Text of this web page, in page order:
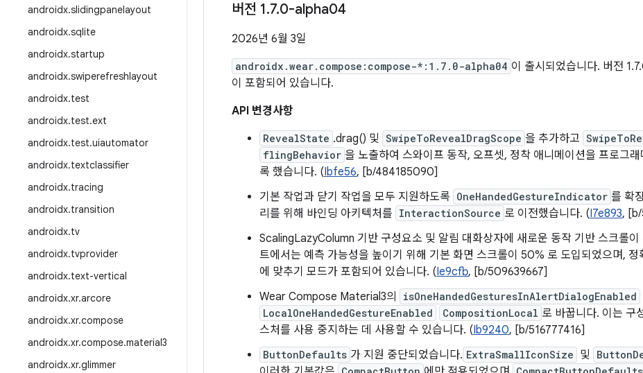
androidx.slidingpanelayout
androidx.sqlite
androidx.startup
androidx.swiperefreshlayout
androidx.test
androidx.test.ext
androidx.test.uiautomator
androidx.textclassifier
androidx.tracing
androidx.transition
androidx.tv
androidx.tvprovider
androidx.text-vertical
androidx.xr.arcore
androidx.xr.compose
androidx.xr.compose.material3
androidx.xr.glimmer
버전 1.7.0-alpha04
2026년 6월 3일
androidx.wear.compose:compose-*:1.7.0-alpha04 이 출시되었습니다. 버전
이 포함되어 있습니다.
API 변경사항
RevealState .drag() 및 SwipeToRevealDragScope 을 추가하고
flingBehavior 을 노출하여 스와이프 동작, 오프셋, 정착 애니메이션을 프로그
록 했습니다. (Ibfe56, [b/484185090]
기본 작업과 닫기 작업을 모두 지원하도록 OneHandedGestureIndicator 를 확
리를 위해 바인딩 아키텍처를 InteractionSource 로 이전했습니다. (I7e893,
ScalingLazyColumn 기반 구성요소 및 알림 대화상자에 새로운 동작 기반 스크롤이
트에서는 예측 가능성을 높이기 위해 기본 화면 스크롤이 50% 로 도입되었으며,
에 맞추기 모드가 포함되어 있습니다. (Ie9cfb, [b/509639667]
Wear Compose Material3의
isOneHandedGesturesInAlertDialogEnabled
LocalOneHandedGestureEnabled CompositionLocal 로 바꿉니다. 이는 구
스처를 사용 중지하는 데 사용할 수 있습니다. (Ib9240, [b/516777416]
ButtonDefaults 가 지원 중단되었습니다. ExtraSmallIconSize 및